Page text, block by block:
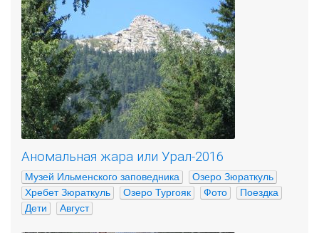
Аномальная жара или Урал-2016
Музей Ильменского заповедника
Озеро Зюраткуль
Хребет Зюраткуль
Озеро Тургояк Фото
Поездка
Дети
Август